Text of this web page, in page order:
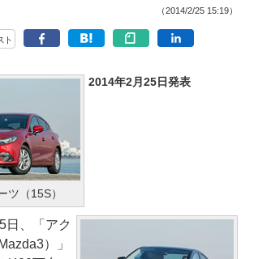
（2014/2/25 15:19）
ト
ツ（15S）
2014年2月25日発表
、「アク
）」